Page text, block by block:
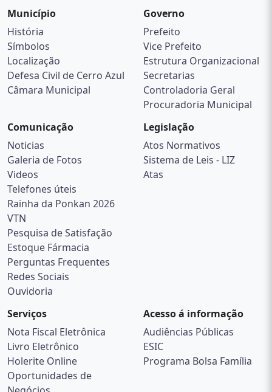
Município
História
Símbolos
Localização
Defesa Civil de Cerro Azul
Câmara Municipal
Governo
Prefeito
Vice Prefeito
Estrutura Organizacional
Secretarias
Controladoria Geral
Procuradoria Municipal
Comunicação
Noticias
Galeria de Fotos
Videos
Telefones úteis
Rainha da Ponkan 2026
VTN
Pesquisa de Satisfação
Estoque Fármacia
Perguntas Frequentes
Redes Sociais
Ouvidoria
Legislação
Atos Normativos
Sistema de Leis - LIZ
Atas
Serviços
Nota Fiscal Eletrônica
Livro Eletrônico
Holerite Online
Oportunidades de
Acesso á informação
Audiências Públicas
ESIC
Programa Bolsa Família